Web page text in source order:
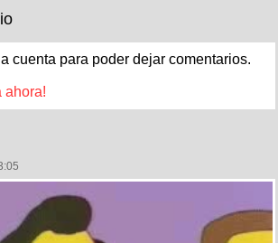
cuenta para poder dejar comentarios.
ahora!